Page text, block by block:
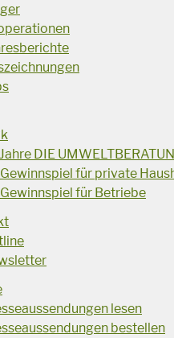
DIE
Gewinnspiel für private
Gewinnspiel für Betriebe
lesen
bestellen